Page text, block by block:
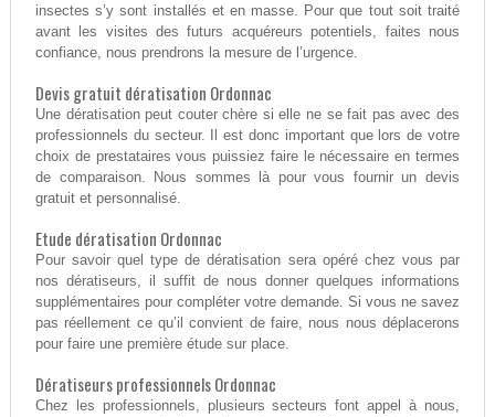
insectes s’y sont installés et en masse. Pour que tout soit traité
avant les visites des futurs acquéreurs potentiels, faites nous
confiance, nous prendrons la mesure de l’urgence.
Devis gratuit dératisation Ordonnac
Une dératisation peut couter chère si elle ne se fait pas avec des
professionnels du secteur. Il est donc important que lors de votre
choix de prestataires vous puissiez faire le nécessaire en termes
de comparaison. Nous sommes là pour vous fournir un devis
gratuit et personnalisé.
Etude dératisation Ordonnac
Pour savoir quel type de dératisation sera opéré chez vous par
nos dératiseurs, il suffit de nous donner quelques informations
supplémentaires pour compléter votre demande. Si vous ne savez
pas réellement ce qu’il convient de faire, nous nous déplacerons
pour faire une première étude sur place.
Dératiseurs professionnels Ordonnac
Chez les professionnels, plusieurs secteurs font appel à nous,